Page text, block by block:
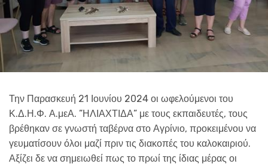
Την Παρασκευή 21 Ιουνίου 2024 οι ωφελούμενοι του
Κ.Δ.Η.Φ. Α.μεΑ. ”ΗΛΙΑΧΤΙΔΑ” με τους εκπαιδευτές, τους
βρέθηκαν σε γνωστή ταβέρνα στο Αγρίνιο, προκειμένου να
γευματίσουν όλοι μαζί πριν τις διακοπές του καλοκαιριού.
Αξίζει δε να σημειωθεί πως το πρωί της ίδιας μέρας οι